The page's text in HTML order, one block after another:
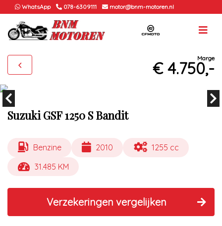
WhatsApp 078-6309111 motor@bnm-motoren.nl
Marge
€ 4.750,-
Suzuki GSF 1250 S Bandit
Benzine 2010
1255 cc
31.485 KM
Verzekeringen vergelijken